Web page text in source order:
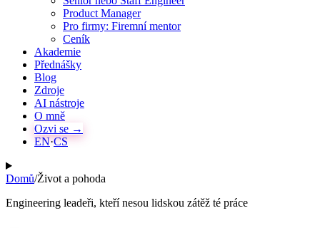
Product Manager
Pro firmy: Firemní mentor
Ceník
Akademie
Přednášky
Blog
Zdroje
AI nástroje
O mně
Ozvi se →
EN·CS
Domů/Život a pohoda
Engineering leadeři, kteří nesou lidskou zátěž té práce